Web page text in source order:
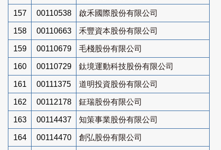
157 00110538 啟禾國際股份有限公司
158 00110663 禾豐資本股份有限公司
159 00110679 毛棧股份有限公司
160 00110729 鈦境運動科技股份有限公司
161 00111375 道明投資股份有限公司
162 00112178 鉦瑞股份有限公司
163 00114437 知策事業股份有限公司
164 00114470 創弘股份有限公司